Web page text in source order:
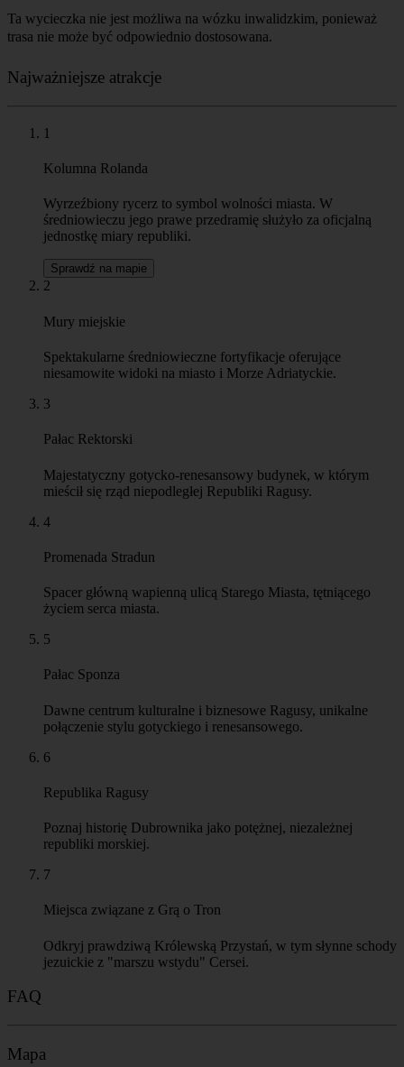
Ta wycieczka nie jest możliwa na wózku inwalidzkim, ponieważ
trasa nie może być odpowiednio dostosowana.
Najważniejsze atrakcje
1
Kolumna Rolanda
Wyrzeźbiony rycerz to symbol wolności miasta. W
średniowieczu jego prawe przedramię służyło za oficjalną
jednostkę miary republiki.
Sprawdź na mapie
2
Mury miejskie
Spektakularne średniowieczne fortyfikacje oferujące
niesamowite widoki na miasto i Morze Adriatyckie.
3
Pałac Rektorski
Majestatyczny gotycko-renesansowy budynek, w którym
mieścił się rząd niepodległej Republiki Ragusy.
4
Promenada Stradun
Spacer główną wapienną ulicą Starego Miasta, tętniącego
życiem serca miasta.
5
Pałac Sponza
Dawne centrum kulturalne i biznesowe Ragusy, unikalne
połączenie stylu gotyckiego i renesansowego.
6
Republika Ragusy
Poznaj historię Dubrownika jako potężnej, niezależnej
republiki morskiej.
7
Miejsca związane z Grą o Tron
Odkryj prawdziwą Królewską Przystań, w tym słynne schody
jezuickie z "marszu wstydu" Cersei.
FAQ
Mapa